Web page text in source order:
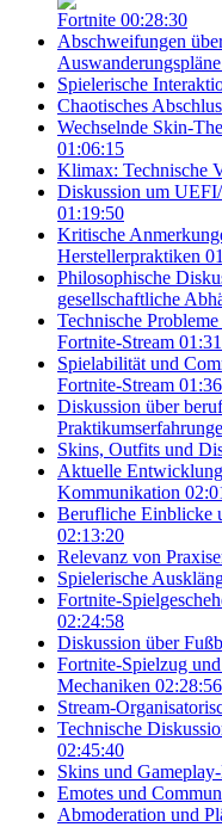
Fortnite 00:28:30
Abschweifungen
Auswanderungspläne
Spielerische
Chaotisches
Wechselnde Skin-
01:06:15
Klimax: Technische
Diskussion um
01:19:50
Kritische
Herstellerpraktiken
Philosophische
gesellschaftliche
Technische
Fortnite-Stream
Spielabilität und
Fortnite-Stream
Diskussion über
Skins, Outfits und
Aktuelle
Kommunikation
Berufliche Einblicke
02:13:20
Relevanz von
Spielerische
Fortnite-
02:24:58
Diskussion über
Fortnite-Spielzug
Mechaniken 02:28:56
Stream-
Technische
02:45:40
Skins und
Emotes und
Abmoderation und